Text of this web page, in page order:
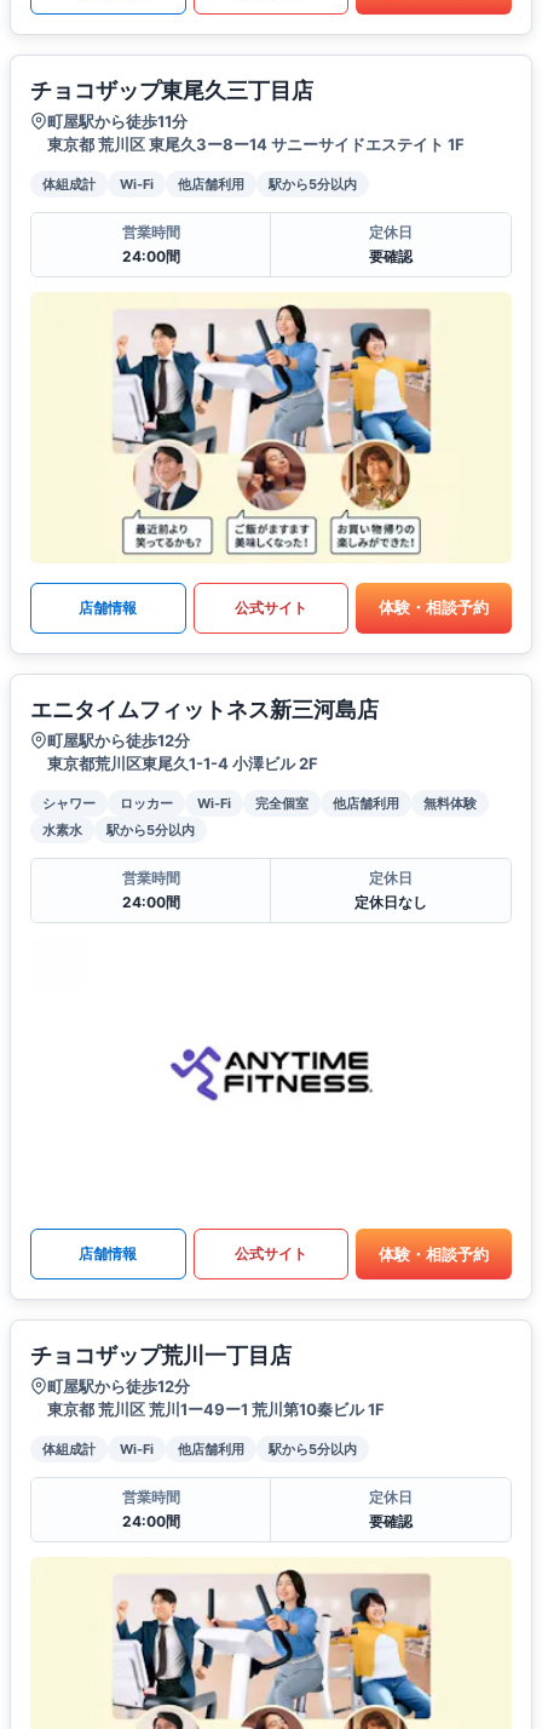
チョコザップ東尾久三丁目店
町屋駅から徒歩11分
東京都 荒川区 東尾久3ー8ー14 サニーサイドエステイト 1F
体組成計 Wi-Fi 他店舗利用 駅から5分以内
営業時間
24:00間
定休日
要確認
店舗情報 公式サイト 体験・相談予約
エニタイムフィットネス新三河島店
町屋駅から徒歩12分
東京都荒川区東尾久1-1-4 小澤ビル 2F
シャワー ロッカー Wi-Fi 完全個室 他店舗利用
無料体験
水素水
駅から5分以内
営業時間
24:00間
定休日
定休日なし
店舗情報 公式サイト 体験・相談予約
チョコザップ荒川一丁目店
町屋駅から徒歩12分
東京都 荒川区 荒川1ー49ー1 荒川第10秦ビル 1F
体組成計 Wi-Fi 他店舗利用 駅から5分以内
営業時間
24:00間
定休日
要確認